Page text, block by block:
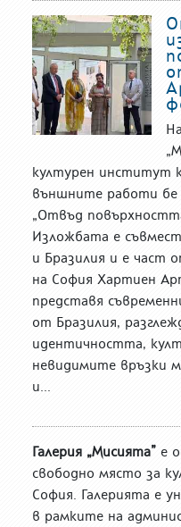
културен институт
външните работи
„Отвъд
Изложбата е
и Бразилия и е част
на София Хартиен
представя
от Бразилия,
идентичността,
невидимите връзки
и...
Галерия „Мисията” е
свободно място за
София. Галерията е
в рамките на